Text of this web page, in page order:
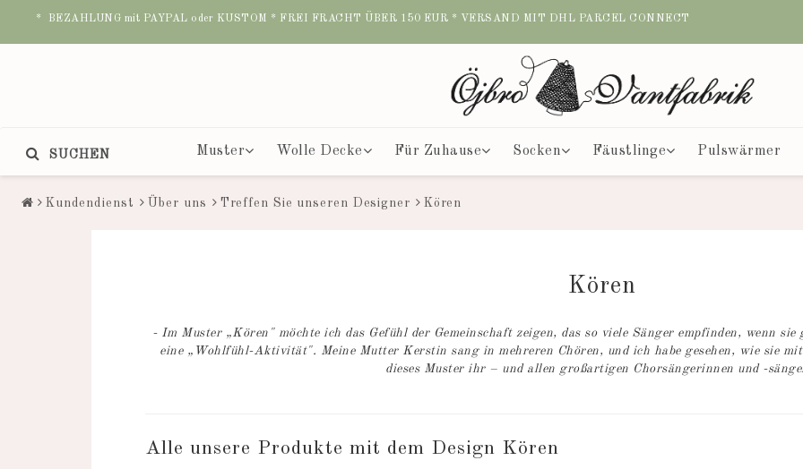
* BEZAHLUNG mit PAYPAL oder KUSTOM * FREI FRACHT ÜBER 150 EUR * VERSAND MIT DHL PARCEL CONNECT
Muster Wolle Decke Für Zuhause Socken Fäustlinge Pulswärmer
SUCHEN
Kundendienst Über uns Treffen Sie unseren Designer Kören
Kören
- Im Muster „Kören" möchte ich das Gefühl der Gemeinschaft zeigen, das so viele Sänger empfinden, wenn
eine „Wohlfühl-Aktivität". Meine Mutter Kerstin sang in mehreren Chören, und ich habe gesehen, wie sie
dieses Muster ihr – und allen großartigen Chorsängerinnen und -
Alle unsere Produkte mit dem Design Kören